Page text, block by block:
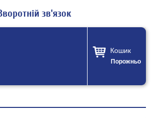
зв'язок
Кошик
Порожньо